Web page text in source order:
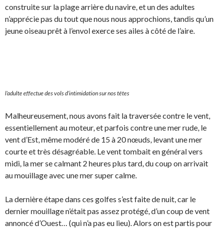
construite sur la plage arrière du navire, et un des adultes
n’apprécie pas du tout que nous nous approchions, tandis qu’un
jeune oiseau prêt à l’envol exerce ses ailes à côté de l’aire.
l’adulte effectue des vols d’intimidation sur nos têtes
Malheureusement, nous avons fait la traversée contre le vent,
essentiellement au moteur, et parfois contre une mer rude, le
vent d’Est, même modéré de 15 à 20 nœuds, levant une mer
courte et très désagréable. Le vent tombait en général vers
midi, la mer se calmant 2 heures plus tard, du coup on arrivait
au mouillage avec une mer super calme.
La dernière étape dans ces golfes s’est faite de nuit, car le
dernier mouillage n’était pas assez protégé, d’un coup de vent
annoncé d’Ouest… (qui n’a pas eu lieu). Alors on est partis pour